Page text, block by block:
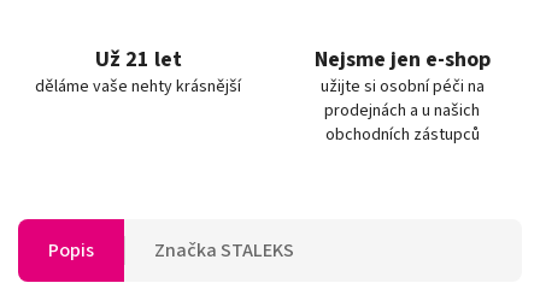
Už 21 let
děláme vaše nehty krásnější
Nejsme jen e-shop
užijte si osobní péči na
prodejnách a u našich
obchodních zástupců
Popis ZnačkaSTALEKS